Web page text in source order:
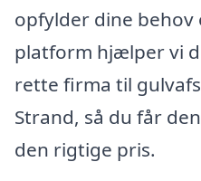
opfylder dine behov
platform hjælper vi
rette firma til
Strand, så du får
den rigtige pris.